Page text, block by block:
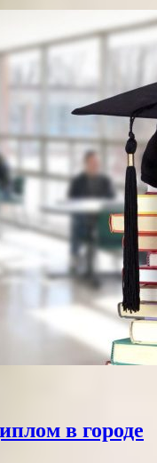
в городе